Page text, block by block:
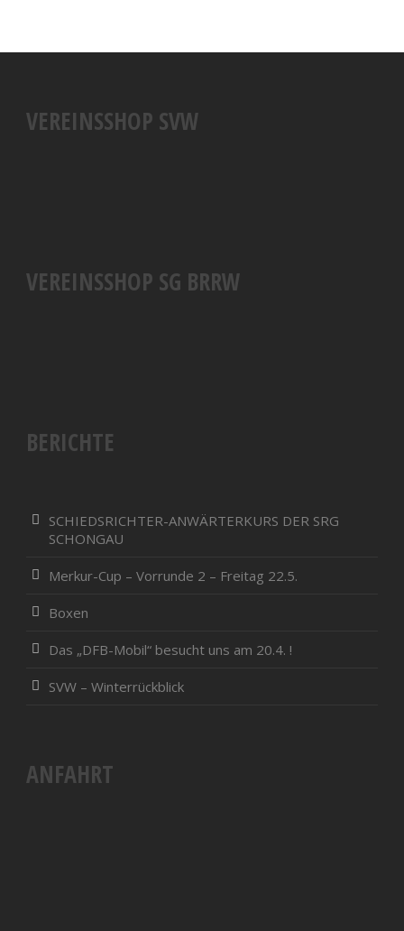
VEREINSSHOP SVW
VEREINSSHOP SG BRRW
BERICHTE
SCHIEDSRICHTER-ANWÄRTERKURS DER SRG
SCHONGAU
Merkur-Cup – Vorrunde 2 – Freitag 22.5.
Boxen
Das „DFB-Mobil“ besucht uns am 20.4. !
SVW – Winterrückblick
ANFAHRT